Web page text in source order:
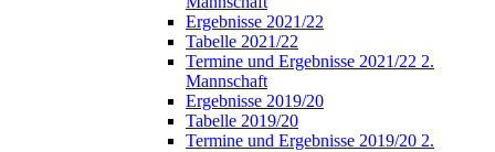
Ergebnisse 2021/22
Tabelle 2021/22
Termine und Ergebnisse 2021/22 2.
Mannschaft
Ergebnisse 2019/20
Tabelle 2019/20
Termine und Ergebnisse 2019/20 2.